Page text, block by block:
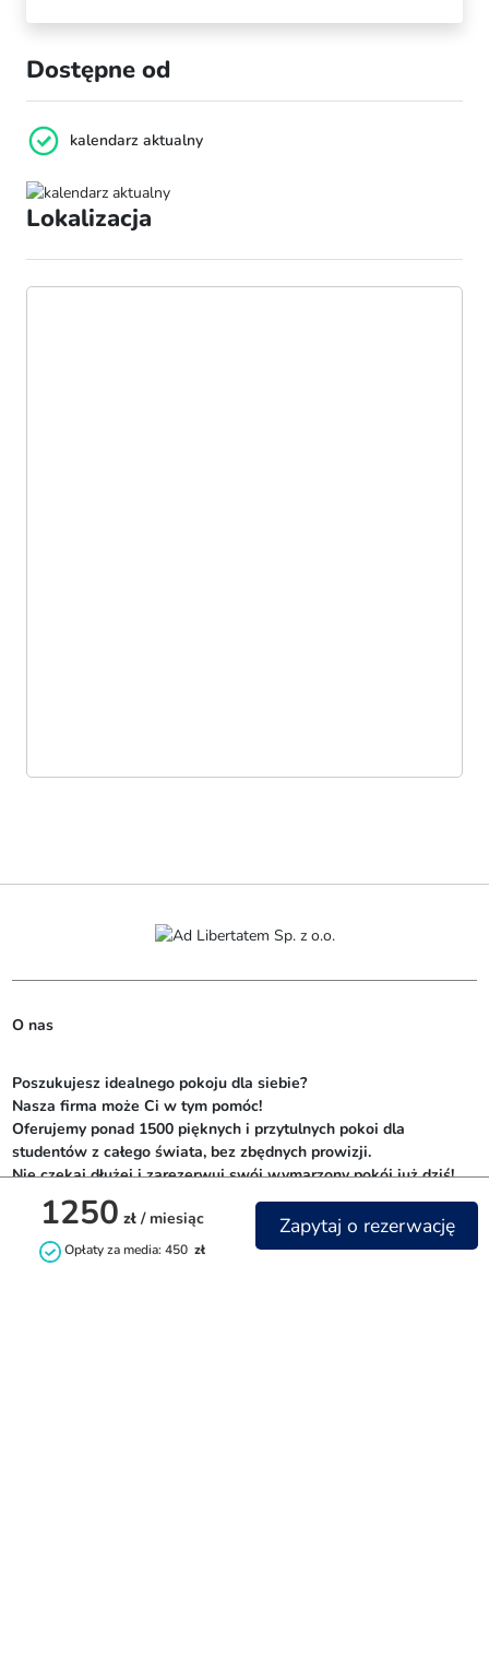
Dostępne od
kalendarz aktualny
Lokalizacja
1250 zł / miesiąc
Opłaty za media: 450 zł
Zapytaj o rezerwację
O nas
Poszukujesz idealnego pokoju dla siebie?
Nasza firma może Ci w tym pomóc!
Oferujemy ponad 1500 pięknych i przytulnych pokoi dla
studentów z całego świata, bez zbędnych prowizji.
Nie czekaj dłużej i zarezerwuj swój wymarzony pokój już dziś!